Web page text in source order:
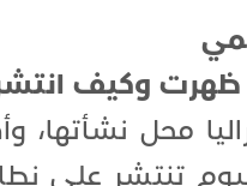
ظهرت وكيف
محل نشأتها،
تنتشر على